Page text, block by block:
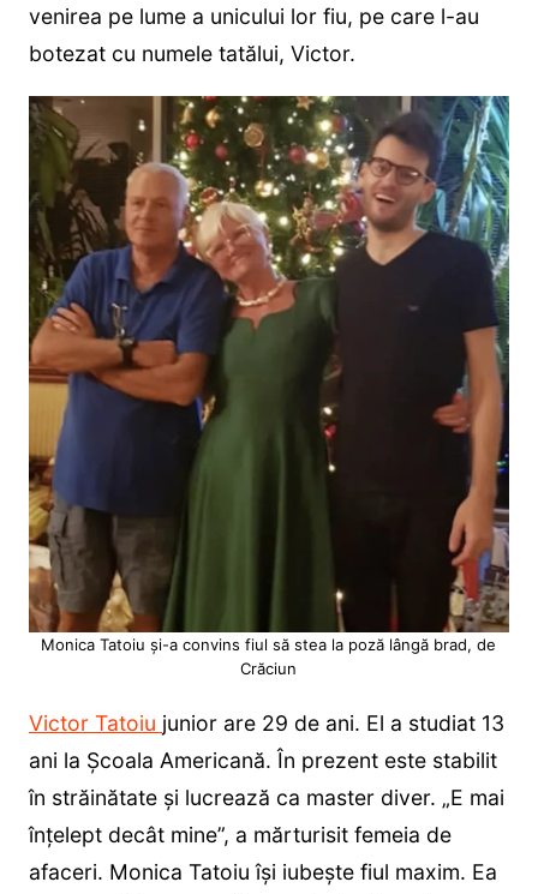
venirea pe lume a unicului lor fiu, pe care l-au
botezat cu numele tatălui, Victor.
Monica Tatoiu și-a convins fiul să stea la poză lângă brad, de
Crăciun
Victor Tatoiu junior are 29 de ani. El a studiat 13
ani la Școala Americană. În prezent este stabilit
în străinătate și lucrează ca master diver. „E mai
înțelept decât mine”, a mărturisit femeia de
afaceri. Monica Tatoiu își iubește fiul maxim. Ea